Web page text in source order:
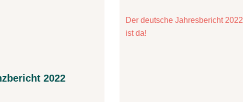
2022
Der deutsche Jahresbericht 2022
ist da!